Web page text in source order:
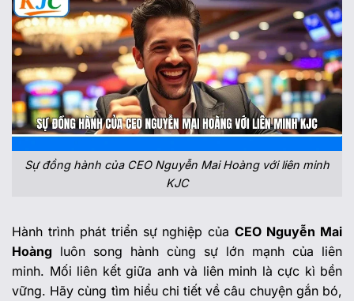
Sự đồng hành của CEO Nguyễn Mai Hoàng với liên minh
KJC
Hành trình phát triển sự nghiệp củaCEO Nguyễn Mai
Hoàng luôn song hành cùng sự lớn mạnh của liên
minh. Mối liên kết giữa anh và liên minh là cực kì bền
vững. Hãy cùng tìm hiểu chi tiết về câu chuyện gắn bó,